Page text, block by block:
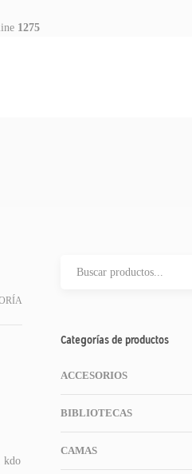
1275
kdo
Categorías de productos
ACCESORIOS
BIBLIOTECAS
CAMAS